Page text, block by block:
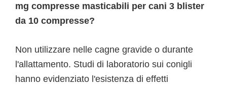
mg compresse masticabili per cani 3 blister
da 10 compresse?
Non utilizzare nelle cagne gravide o durante
l'allattamento. Studi di laboratorio sui conigli
hanno evidenziato l'esistenza di effetti